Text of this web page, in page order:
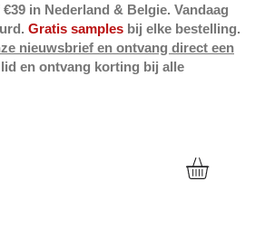
in Nederland & Belgie. Vandaag
Gratis samples bij elke bestelling.
nieuwsbrief en ontvang direct een
en ontvang korting bij alle